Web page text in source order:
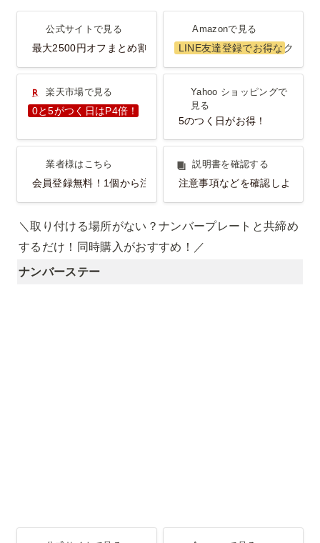
公式サイトで見る
公式サイトで見る
最大2500円オフまとめ割
Amazonで見る
Amazonで見る
LINE友達登録でお得なクーポ
楽天市場で見る
楽天市場で見る
0と5がつく日はP4倍！
Yahoo ショッピングで見
Yahoo ショッピングで
見る
5のつく日がお得！
業者様はこちら
業者様はこちら
会員登録無料！1個から注文OK！
説明書を確認する
説明書を確認する
注意事項などを確認しよう！
＼取り付ける場所がない？ナンバープレートと共締め
するだけ！同時購入がおすすめ！／
ナンバーステー
公式サイトで見る Amazonで見る